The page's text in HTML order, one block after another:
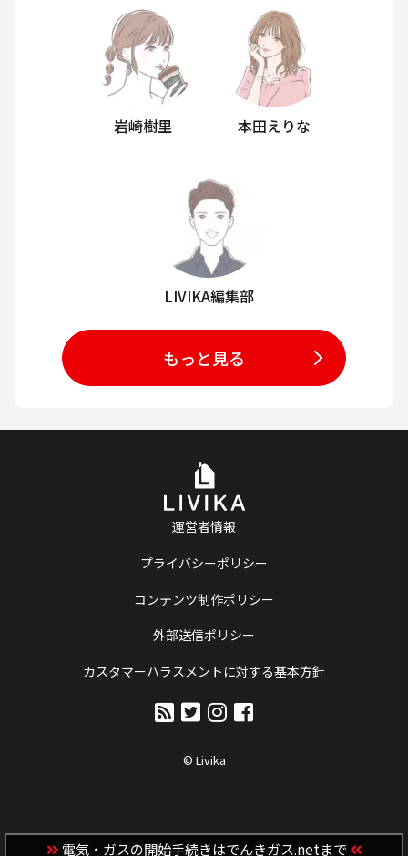
岩崎樹里 本田えりな
LIVIKA編集部
もっと見る
運営者情報
プライバシーポリシー
コンテンツ制作ポリシー
外部送信ポリシー
カスタマーハラスメントに対する基本方針
© Livika
電気・ガスの開始手続きはでんきガス.netまで